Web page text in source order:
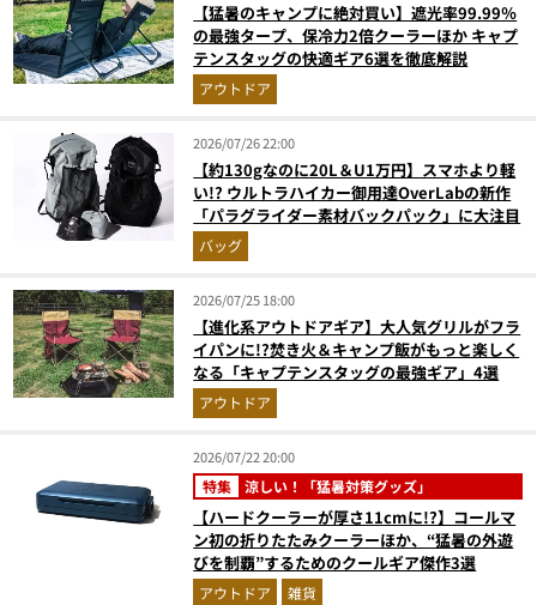
【猛暑のキャンプに絶対買い】遮光率99.99％
の最強タープ、保冷力2倍クーラーほか キャプ
テンスタッグの快適ギア6選を徹底解説
アウトドア
2026/07/26 22:00
【約130gなのに20L＆U1万円】スマホより軽
い!? ウルトラハイカー御用達OverLabの新作
「パラグライダー素材バックパック」に大注目
バッグ
2026/07/25 18:00
【進化系アウトドアギア】大人気グリルがフラ
イパンに!?焚き火＆キャンプ飯がもっと楽しく
なる「キャプテンスタッグの最強ギア」4選
アウトドア
2026/07/22 20:00
特集 涼しい！「猛暑対策グッズ」
【ハードクーラーが厚さ11cmに!?】コールマ
ン初の折りたたみクーラーほか、“猛暑の外遊
びを制覇”するためのクールギア傑作3選
アウトドア 雑貨